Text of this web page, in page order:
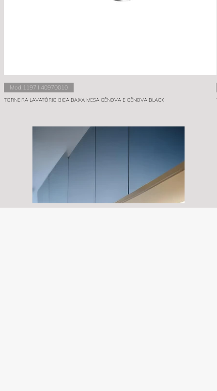
Mod.1197 I 40970010
TORNEIRA LAVATÓRIO BICA BAIXA MESA GÊNOVA E GÊNOVA BLACK